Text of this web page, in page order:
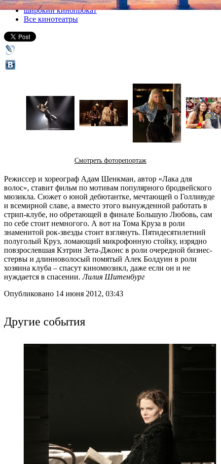
широкий кинопрокат
Все кинотеатры
Смотреть фоторепортаж
Режиссер и хореограф Адам Шенкман, автор «Лака для
волос», ставит фильм по мотивам популярного бродвейского
мюзикла. Сюжет о юной дебютантке, мечтающей о Голливуде
и всемирной славе, а вместо этого вынужденной работать в
стрип-клубе, но обретающей в финале Большую Любовь, сам
по себе стоит немногого. А вот на Тома Круза в роли
знаменитой рок-звезды стоит взглянуть. Пятидесятилетний
полуголый Круз, ломающий микрофонную стойку, изрядно
повзрослевшая Кэтрин Зета-Джонс в роли очередной бизнес-
стервы и длинноволосый помятый Алек Болдуин в роли
хозяина клуба – спасут киномюзикл, даже если он и не
нуждается в спасении.Лилия Шитенбург
Опубликовано 14 июня 2012, 03:43
Другие события